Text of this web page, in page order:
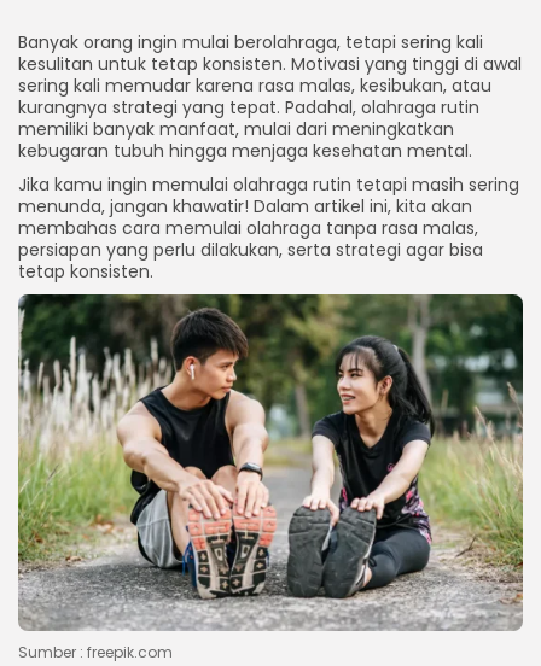
Banyak orang ingin mulai berolahraga, tetapi sering kali
kesulitan untuk tetap konsisten. Motivasi yang tinggi di awal
sering kali memudar karena rasa malas, kesibukan, atau
kurangnya strategi yang tepat. Padahal, olahraga rutin
memiliki banyak manfaat, mulai dari meningkatkan
kebugaran tubuh hingga menjaga kesehatan mental.
Jika kamu ingin memulai olahraga rutin tetapi masih sering
menunda, jangan khawatir! Dalam artikel ini, kita akan
membahas cara memulai olahraga tanpa rasa malas,
persiapan yang perlu dilakukan, serta strategi agar bisa
tetap konsisten.
Sumber : freepik.com